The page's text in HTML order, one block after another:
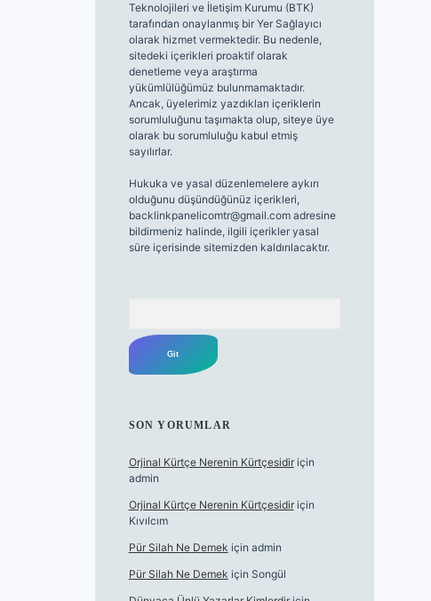
Teknolojileri ve İletişim Kurumu (BTK)
tarafından onaylanmış bir Yer Sağlayıcı
olarak hizmet vermektedir. Bu nedenle,
sitedeki içerikleri proaktif olarak
denetleme veya araştırma
yükümlülüğümüz bulunmamaktadır.
Ancak, üyelerimiz yazdıkları içeriklerin
sorumluluğunu taşımakta olup, siteye üye
olarak bu sorumluluğu kabul etmiş
sayılırlar.
Hukuka ve yasal düzenlemelere aykırı
olduğunu düşündüğünüz içerikleri,
backlinkpanelicomtr@gmail.comadresine
bildirmeniz halinde, ilgili içerikler yasal
süre içerisinde sitemizden kaldırılacaktır.
SON YORUMLAR
Orjinal Kürtçe Nerenin Kürtçesidiriçin
admin
Orjinal Kürtçe Nerenin Kürtçesidiriçin
Kıvılcım
Pür Silah Ne Demek için admin
Pür Silah Ne Demek için Songül